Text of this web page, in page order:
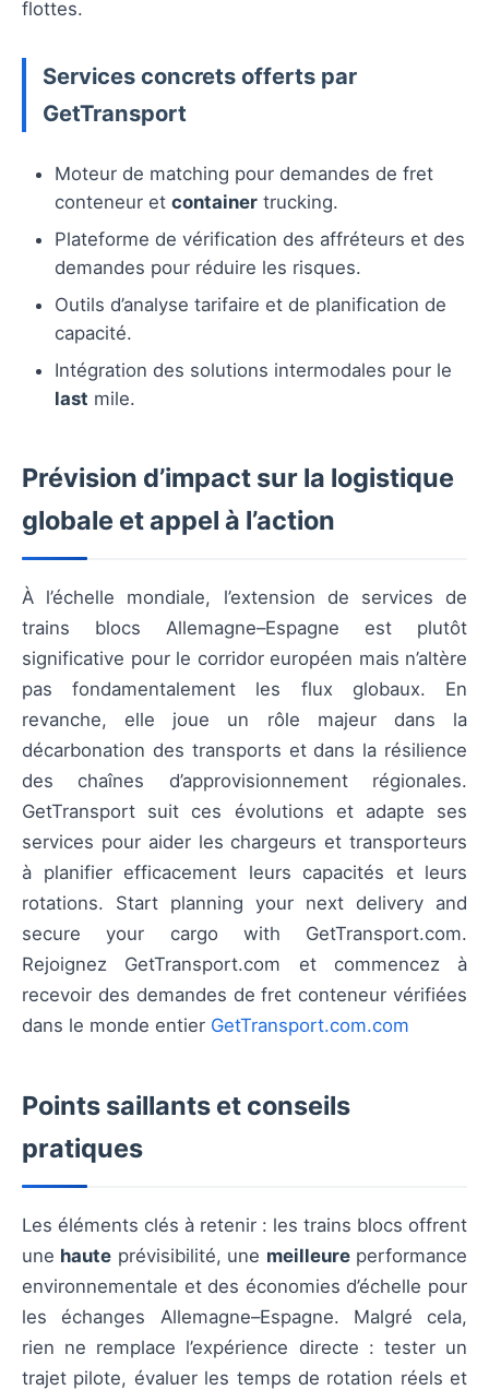
flottes.
Services concrets offerts par
GetTransport
Moteur de matching pour demandes de fret
conteneur et container trucking.
Plateforme de vérification des affréteurs et des
demandes pour réduire les risques.
Outils d’analyse tarifaire et de planification de
capacité.
Intégration des solutions intermodales pour le
last mile.
Prévision d’impact sur la logistique
globale et appel à l’action
À l’échelle mondiale, l’extension de services de
trains blocs Allemagne–Espagne est plutôt
significative pour le corridor européen mais n’altère
pas fondamentalement les flux globaux. En
revanche, elle joue un rôle majeur dans la
décarbonation des transports et dans la résilience
des chaînes d’approvisionnement régionales.
GetTransport suit ces évolutions et adapte ses
services pour aider les chargeurs et transporteurs
à planifier efficacement leurs capacités et leurs
rotations. Start planning your next delivery and
secure your cargo with GetTransport.com.
Rejoignez GetTransport.com et commencez à
recevoir des demandes de fret conteneur vérifiées
dans le monde entier GetTransport.com.com
Points saillants et conseils
pratiques
Les éléments clés à retenir : les trains blocs offrent
une haute prévisibilité, une meilleureperformance
environnementale et des économies d’échelle pour
les échanges Allemagne–Espagne. Malgré cela,
rien ne remplace l’expérience directe : tester un
trajet pilote, évaluer les temps de rotation réels et